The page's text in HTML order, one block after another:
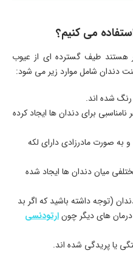
می کنیم؟
طیف گسترده‌ ای از عیوب
دندان شامل موارد زیر می شود:
رنگ شده‌ اند.
برای دندان‌ ها ایجاد کرده‌
به صورت مادرزادی دارای لکه
میان دندان‌ ها ایجاد شده‌
(توجه داشته باشید که اگر بد
درمان‌ های دیگر چونارتودنسی
یا پریدگی شده‌ اند.